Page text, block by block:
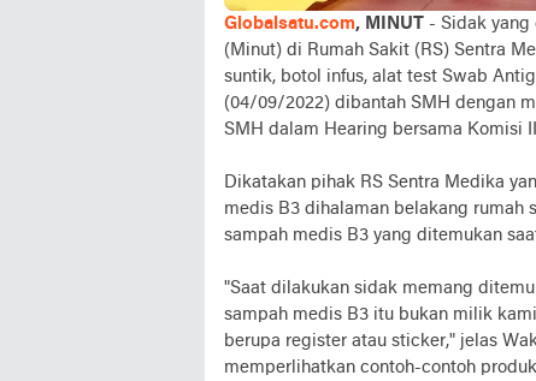
Globalsatu.com, MINUT - Sidak yang
(Minut) di Rumah Sakit (RS) Sentra
suntik, botol infus, alat test Swab
(04/09/2022) dibantah SMH dengan
SMH dalam Hearing bersama Komisi
Dikatakan pihak RS Sentra Medika
medis B3 dihalaman belakang rumah
sampah medis B3 yang ditemukan
"Saat dilakukan sidak memang
sampah medis B3 itu bukan milik
berupa register atau sticker," jelas
memperlihatkan contoh-contoh